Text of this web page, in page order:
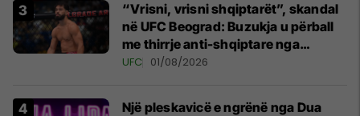
“Vrisni, vrisni shqiptarët”, skandal
në UFC Beograd: Buzukja u përball
me thirrje anti-shqiptare nga
tribunat
UFC 01/08/2026
Një pleskavicë e ngrënë nga Dua